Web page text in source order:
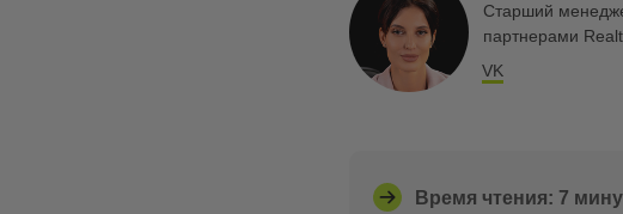
VK
Старший
партнерами
Время чтения: 7